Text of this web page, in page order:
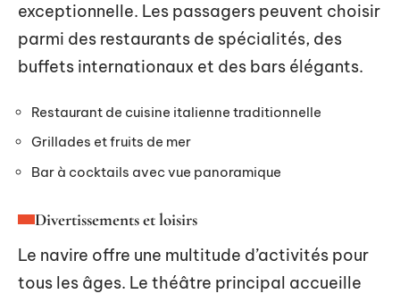
exceptionnelle. Les passagers peuvent choisir
parmi des restaurants de spécialités, des
buffets internationaux et des bars élégants.
Restaurant de cuisine italienne traditionnelle
Grillades et fruits de mer
Bar à cocktails avec vue panoramique
Divertissements et loisirs
Le navire offre une multitude d’activités pour
tous les âges. Le théâtre principal accueille